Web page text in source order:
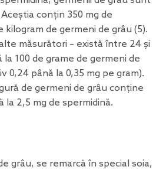
conțin 350 mg de
kilogram de germeni de grâu (5).
măsurători – există între 24 și
la 100 de grame de germeni de
0,24 până la 0,35 mg pe gram).
de germeni de grâu conține
la 2,5 mg de spermidină.
grâu, se remarcă în special soia,